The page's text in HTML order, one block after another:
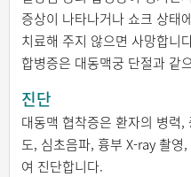
증상이 나타나거나 쇼크 상태
치료해 주지 않으면 사망합니
합병증은 대동맥궁 단절과 같
진단
대동맥 협착증은 환자의 병력
도, 심초음파, 흉부 X-ray 촬
여 진단합니다.